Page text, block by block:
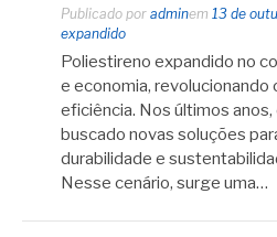
Publicado por adminem 13 de
expandido
Poliestireno expandido no
e economia,
eficiência. Nos últimos
buscado novas soluções
durabilidade e
Nesse cenário, surge uma…